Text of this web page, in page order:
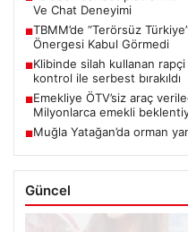
Ve Chat Deneyimi
■TBMM’de “Terörsüz
Önergesi Kabul Görmedi
■Klibinde silah kullanan
kontrol ile serbest bırakıldı
■Emekliye ÖTV’siz araç
Milyonlarca emekli
■Muğla Yatağan’da orman
Güncel